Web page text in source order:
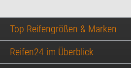
Top Reifengrößen & Marken
Reifen24 im Überblick